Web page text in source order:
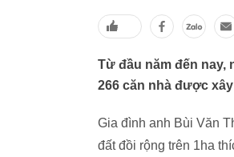
Từ đầu năm đến nay,
266 căn nhà được
Gia đình anh Bùi Văn
đất đồi rộng trên 1ha